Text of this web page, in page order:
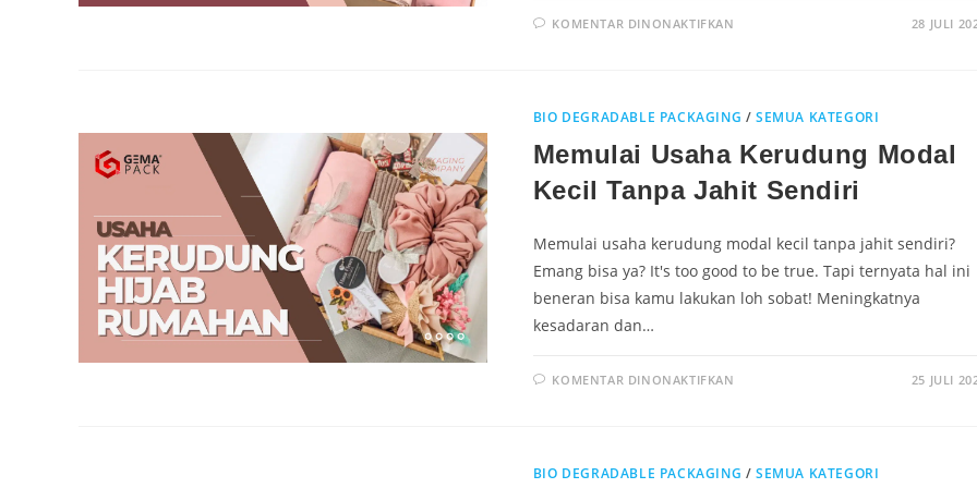
KOMENTAR DINONAKTIFKAN 28 JULI
BIO DEGRADABLE PACKAGING /SEMUA KATEGORI
Memulai Usaha Kerudung Modal
Kecil Tanpa Jahit Sendiri
Memulai usaha kerudung modal kecil tanpa jahit sendiri?
Emang bisa ya? It's too good to be true. Tapi ternyata hal ini
beneran bisa kamu lakukan loh sobat! Meningkatnya
kesadaran dan…
KOMENTAR DINONAKTIFKAN 25 JULI
BIO DEGRADABLE PACKAGING /SEMUA KATEGORI